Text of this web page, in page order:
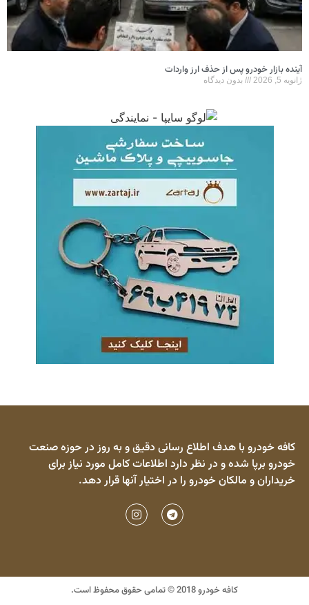
آینده بازار خودرو پس از حذف ارز واردات
ژانویه 5, 2026 بدون دیدگاه
کافه خودرو با هدف اطلاع رسانی دقیق و به روز در حوزه صنعت
خودرو برپا شده و در نظر دارد اطلاعات کامل مورد نیاز برای
خریداران و مالکان خودرو را در اختیار آنها قرار دهد.
کافه خودرو 2018 © تمامی حقوق محفوظ است.